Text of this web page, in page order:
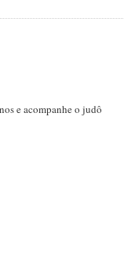
e acompanhe o judô